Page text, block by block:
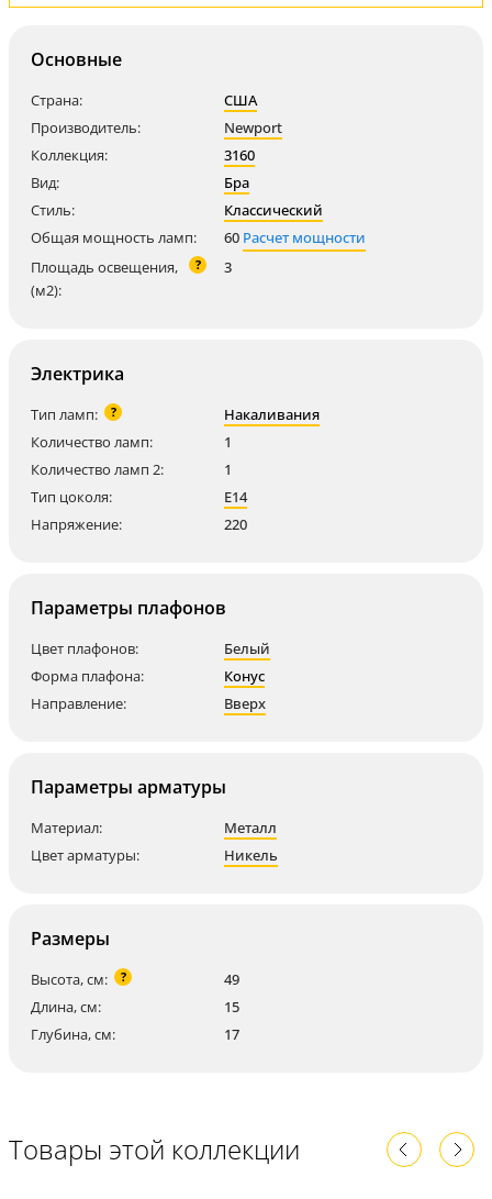
Основные
Страна:
США
Производитель:
Newport
Коллекция:
3160
Вид:
Бра
Стиль:
Классический
Общая мощность ламп:
60 Расчет мощности
Площадь освещения,
(м2):
? 3
Электрика
Тип ламп: ?
Накаливания
Количество ламп:
1
Количество ламп 2:
1
Тип цоколя:
E14
Напряжение:
220
Параметры плафонов
Цвет плафонов:
Белый
Форма плафона:
Конус
Направление:
Вверх
Параметры арматуры
Материал:
Металл
Цвет арматуры:
Никель
Размеры
Высота, см: ?
49
Длина, см:
15
Глубина, см:
17
Товары этой коллекции